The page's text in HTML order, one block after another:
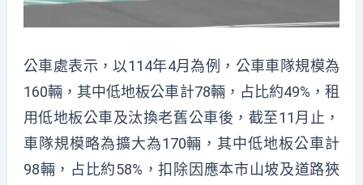
公車處表示，以114年4月為例，公車車隊規模為
160輛，其中低地板公車計78輛，占比約49%，租
用低地板公車及汰換老舊公車後，截至11月止，
車隊規模略為擴大為170輛，其中低地板公車計
98輛，占比約58%，扣除因應本市山坡及道路狹